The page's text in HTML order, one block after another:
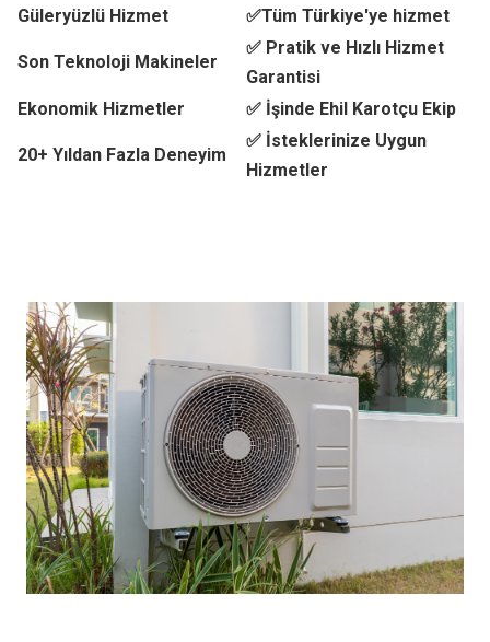
Güleryüzlü Hizmet ✅Tüm Türkiye'ye hizmet
Son Teknoloji Makineler
✅ Pratik ve Hızlı Hizmet
Garantisi
Ekonomik Hizmetler
✅ İşinde Ehil Karotçu Ekip
20+ Yıldan Fazla Deneyim
✅ İsteklerinize Uygun
Hizmetler